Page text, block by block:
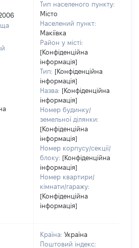
Тип населеного пункту:
Місто
Населений пункт:
Макіївка
Район у місті:
[Конфіденційна
інформація]
Тип: [Конфіденційна
інформація]
Назва: [Конфіденційна
інформація]
Номер будинку/
земельної ділянки:
[Конфіденційна
інформація]
Номер корпусу/секції/
блоку: [Конфіденційна
інформація]
Номер квартири/
кімнати/гаражу:
[Конфіденційна
інформація]
Країна: Україна
Поштовий індекс: